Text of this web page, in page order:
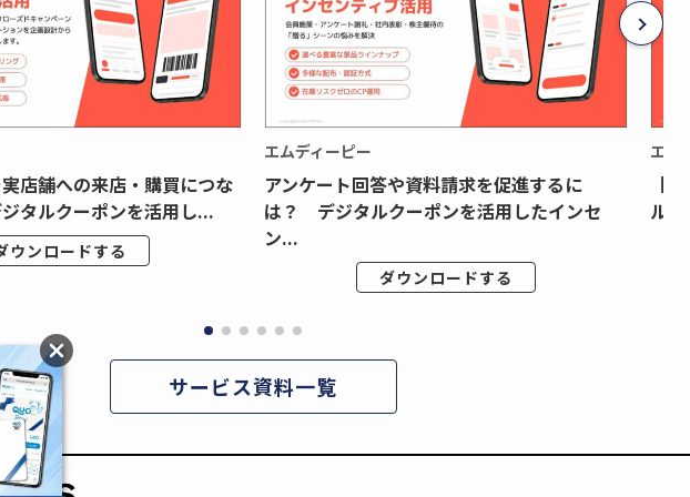
店舗への来店・購買につな
タルクーポンを活用し...
ウンロードする
エムディーピー
アンケート回答や資料請求を促進するに
は？ デジタルクーポンを活用したインセ
ン...
ダウンロードする
エム
【
ル
サービス資料一覧